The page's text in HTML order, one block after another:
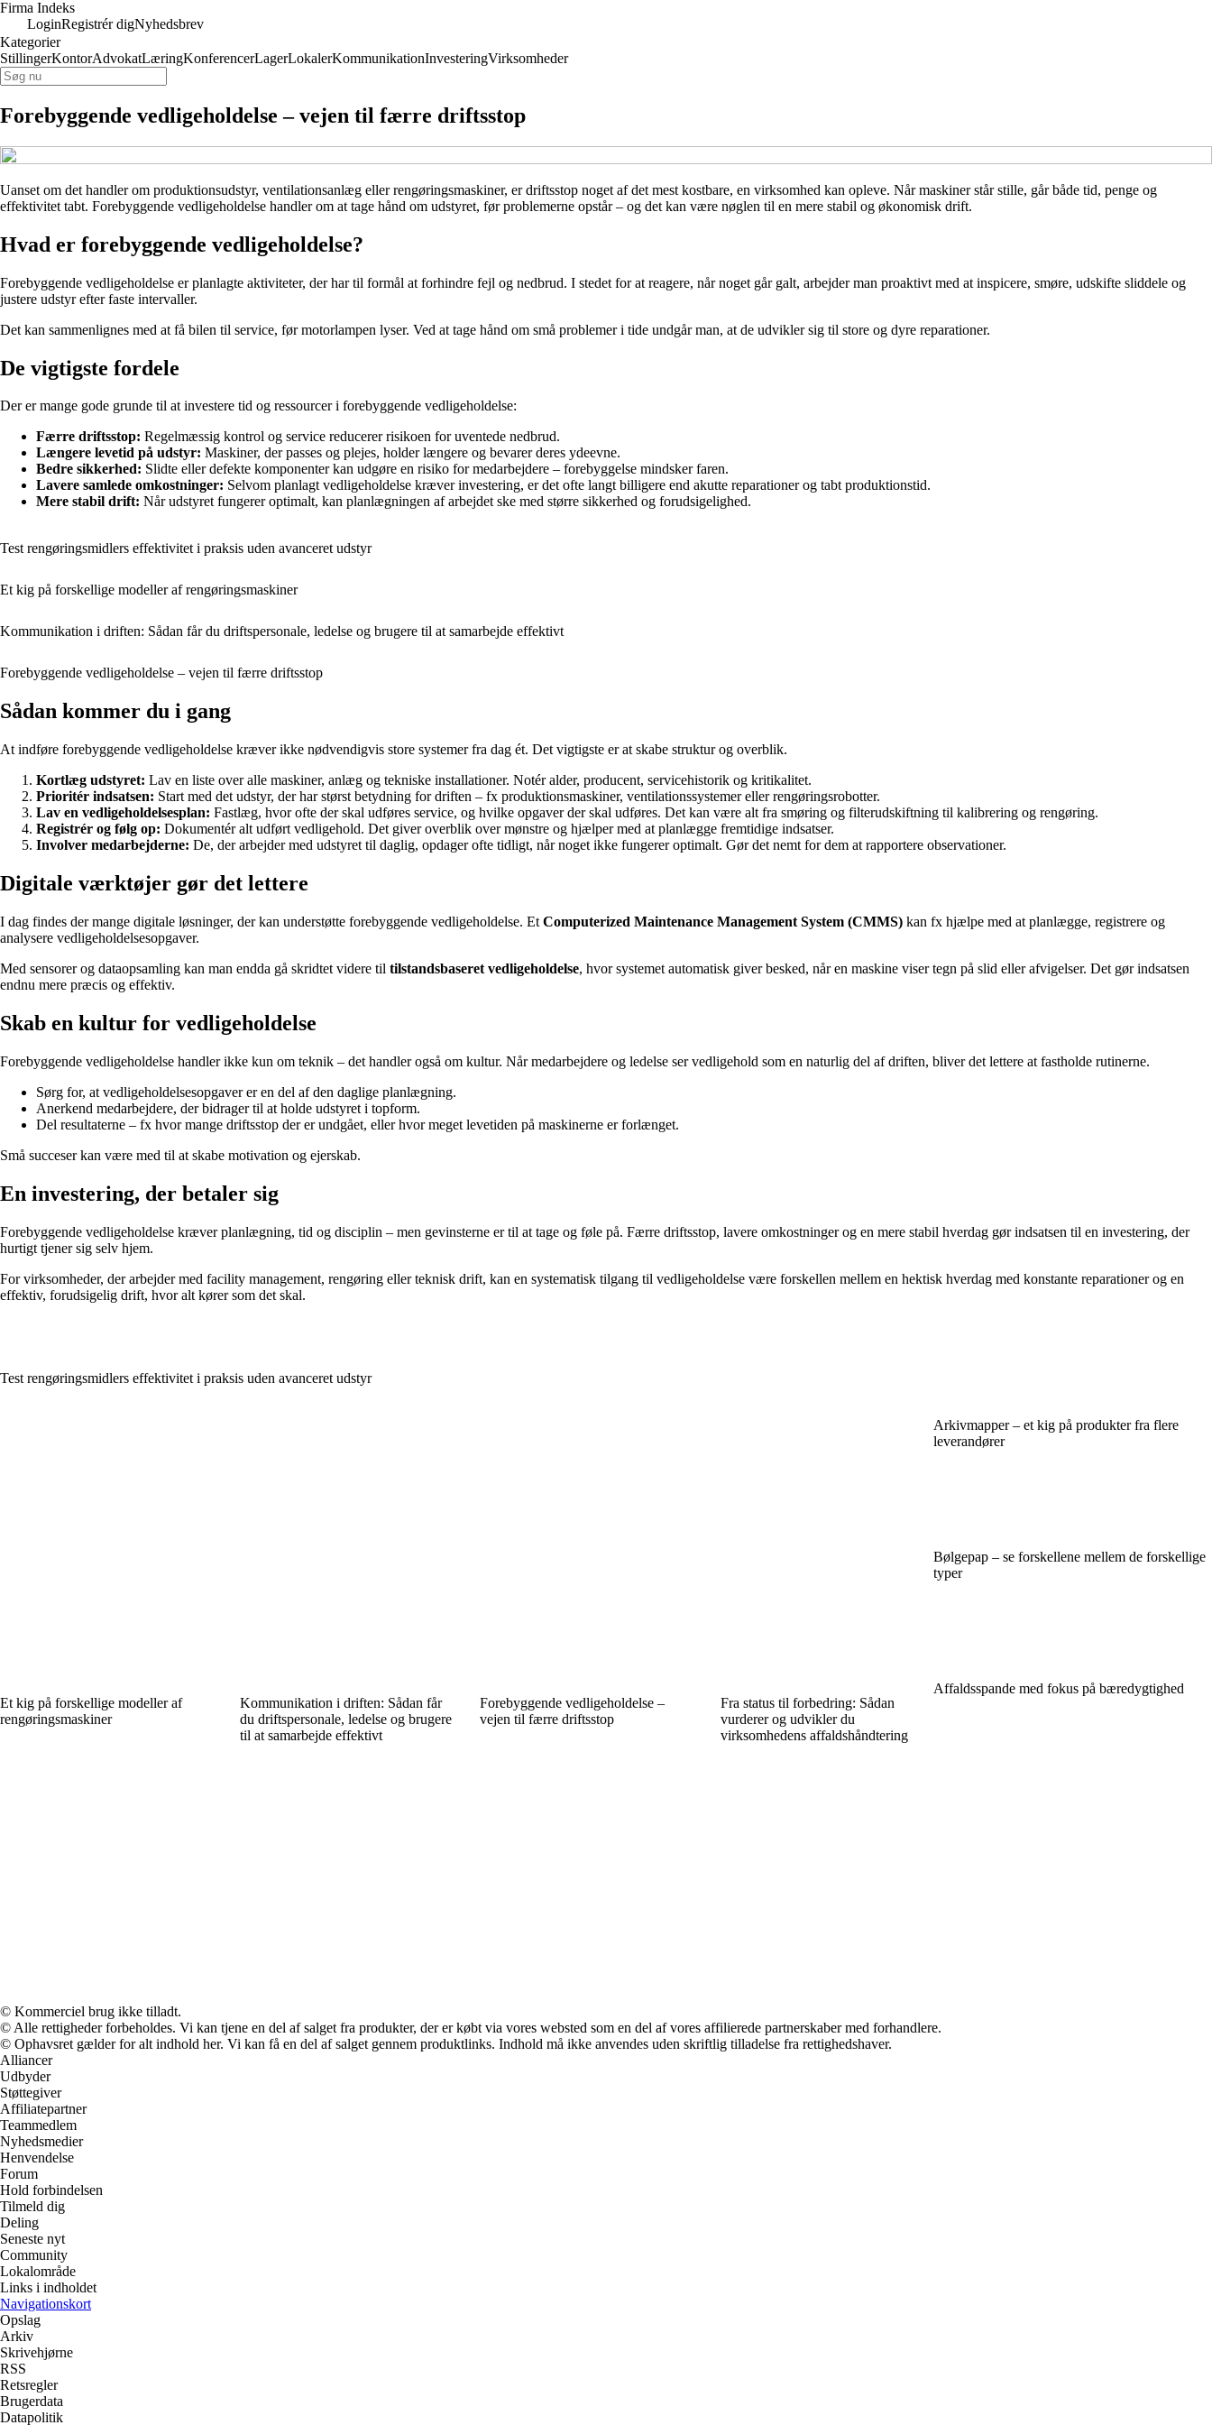
Firma Indeks
LoginRegistrér digNyhedsbrev
Kategorier
StillingerKontorAdvokatLæringKonferencerLagerLokalerKommunikationInvesteringVirksomheder
Forebyggende vedligeholdelse – vejen til færre driftsstop
Uanset om det handler om produktionsudstyr, ventilationsanlæg eller rengøringsmaskiner, er driftsstop noget af det mest kostbare, en virksomhed kan opleve. Når maskiner står stille, går både tid, penge og
effektivitet tabt. Forebyggende vedligeholdelse handler om at tage hånd om udstyret, før problemerne opstår – og det kan være nøglen til en mere stabil og økonomisk drift.
Hvad er forebyggende vedligeholdelse?
Forebyggende vedligeholdelse er planlagte aktiviteter, der har til formål at forhindre fejl og nedbrud. I stedet for at reagere, når noget går galt, arbejder man proaktivt med at inspicere, smøre, udskifte sliddele og
justere udstyr efter faste intervaller.
Det kan sammenlignes med at få bilen til service, før motorlampen lyser. Ved at tage hånd om små problemer i tide undgår man, at de udvikler sig til store og dyre reparationer.
De vigtigste fordele
Der er mange gode grunde til at investere tid og ressourcer i forebyggende vedligeholdelse:
Færre driftsstop: Regelmæssig kontrol og service reducerer risikoen for uventede nedbrud.
Længere levetid på udstyr: Maskiner, der passes og plejes, holder længere og bevarer deres ydeevne.
Bedre sikkerhed: Slidte eller defekte komponenter kan udgøre en risiko for medarbejdere – forebyggelse mindsker faren.
Lavere samlede omkostninger: Selvom planlagt vedligeholdelse kræver investering, er det ofte langt billigere end akutte reparationer og tabt produktionstid.
Mere stabil drift: Når udstyret fungerer optimalt, kan planlægningen af arbejdet ske med større sikkerhed og forudsigelighed.
Test rengøringsmidlers effektivitet i praksis uden avanceret udstyr
Et kig på forskellige modeller af rengøringsmaskiner
Kommunikation i driften: Sådan får du driftspersonale, ledelse og brugere til at samarbejde effektivt
Forebyggende vedligeholdelse – vejen til færre driftsstop
Sådan kommer du i gang
At indføre forebyggende vedligeholdelse kræver ikke nødvendigvis store systemer fra dag ét. Det vigtigste er at skabe struktur og overblik.
Kortlæg udstyret: Lav en liste over alle maskiner, anlæg og tekniske installationer. Notér alder, producent, servicehistorik og kritikalitet.
Prioritér indsatsen: Start med det udstyr, der har størst betydning for driften – fx produktionsmaskiner, ventilationssystemer eller rengøringsrobotter.
Lav en vedligeholdelsesplan: Fastlæg, hvor ofte der skal udføres service, og hvilke opgaver der skal udføres. Det kan være alt fra smøring og filterudskiftning til kalibrering og rengøring.
Registrér og følg op: Dokumentér alt udført vedligehold. Det giver overblik over mønstre og hjælper med at planlægge fremtidige indsatser.
Involver medarbejderne: De, der arbejder med udstyret til daglig, opdager ofte tidligt, når noget ikke fungerer optimalt. Gør det nemt for dem at rapportere observationer.
Digitale værktøjer gør det lettere
I dag findes der mange digitale løsninger, der kan understøtte forebyggende vedligeholdelse. Et Computerized Maintenance Management System (CMMS) kan fx hjælpe med at planlægge, registrere og
analysere vedligeholdelsesopgaver.
Med sensorer og dataopsamling kan man endda gå skridtet videre til tilstandsbaseret vedligeholdelse, hvor systemet automatisk giver besked, når en maskine viser tegn på slid eller afvigelser. Det gør indsatsen
endnu mere præcis og effektiv.
Skab en kultur for vedligeholdelse
Forebyggende vedligeholdelse handler ikke kun om teknik – det handler også om kultur. Når medarbejdere og ledelse ser vedligehold som en naturlig del af driften, bliver det lettere at fastholde rutinerne.
Sørg for, at vedligeholdelsesopgaver er en del af den daglige planlægning.
Anerkend medarbejdere, der bidrager til at holde udstyret i topform.
Del resultaterne – fx hvor mange driftsstop der er undgået, eller hvor meget levetiden på maskinerne er forlænget.
Små succeser kan være med til at skabe motivation og ejerskab.
En investering, der betaler sig
Forebyggende vedligeholdelse kræver planlægning, tid og disciplin – men gevinsterne er til at tage og føle på. Færre driftsstop, lavere omkostninger og en mere stabil hverdag gør indsatsen til en investering, der
hurtigt tjener sig selv hjem.
For virksomheder, der arbejder med facility management, rengøring eller teknisk drift, kan en systematisk tilgang til vedligeholdelse være forskellen mellem en hektisk hverdag med konstante reparationer og en
effektiv, forudsigelig drift, hvor alt kører som det skal.
Test rengøringsmidlers effektivitet i praksis uden avanceret udstyr
Et kig på forskellige modeller af
rengøringsmaskiner
Kommunikation i driften: Sådan får
du driftspersonale, ledelse og brugere
til at samarbejde effektivt
Forebyggende vedligeholdelse –
vejen til færre driftsstop
Fra status til forbedring: Sådan
vurderer og udvikler du
virksomhedens affaldshåndtering
Arkivmapper – et kig på produkter fra flere
leverandører
Bølgepap – se forskellene mellem de forskellige
typer
Affaldsspande med fokus på bæredygtighed
© Kommerciel brug ikke tilladt.
© Alle rettigheder forbeholdes. Vi kan tjene en del af salget fra produkter, der er købt via vores websted som en del af vores affilierede partnerskaber med forhandlere.
© Ophavsret gælder for alt indhold her. Vi kan få en del af salget gennem produktlinks. Indhold må ikke anvendes uden skriftlig tilladelse fra rettighedshaver.
Alliancer
Udbyder
Støttegiver
Affiliatepartner
Teammedlem
Nyhedsmedier
Henvendelse
Forum
Hold forbindelsen
Tilmeld dig
Deling
Seneste nyt
Community
Lokalområde
Links i indholdet
Navigationskort
Opslag
Arkiv
Skrivehjørne
RSS
Retsregler
Brugerdata
Datapolitik